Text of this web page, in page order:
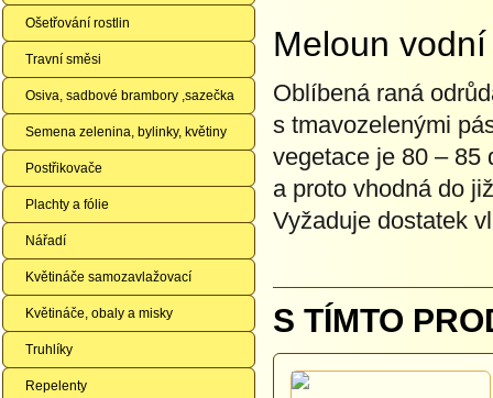
Ošetřování rostlin
Travní směsi
Osiva, sadbové brambory ,sazečka
Semena zelenina, bylinky, květiny
Postřikovače
Plachty a fólie
Nářadí
Květináče samozavlažovací
Květináče, obaly a misky
Truhlíky
Repelenty
Meloun
Oblíbená raná
s tmavozelenými
vegetace je 80 – 85
a proto vhodná do
Vyžaduje dostatek
S TÍMTO